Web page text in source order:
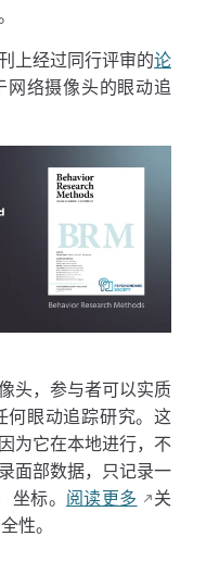
上经过同行评审的论
网络摄像头的眼动追
头，参与者可以实质
何眼动追踪研究。这
为它在本地进行，不
面部数据，只记录一
标。 阅读更多
关
性。